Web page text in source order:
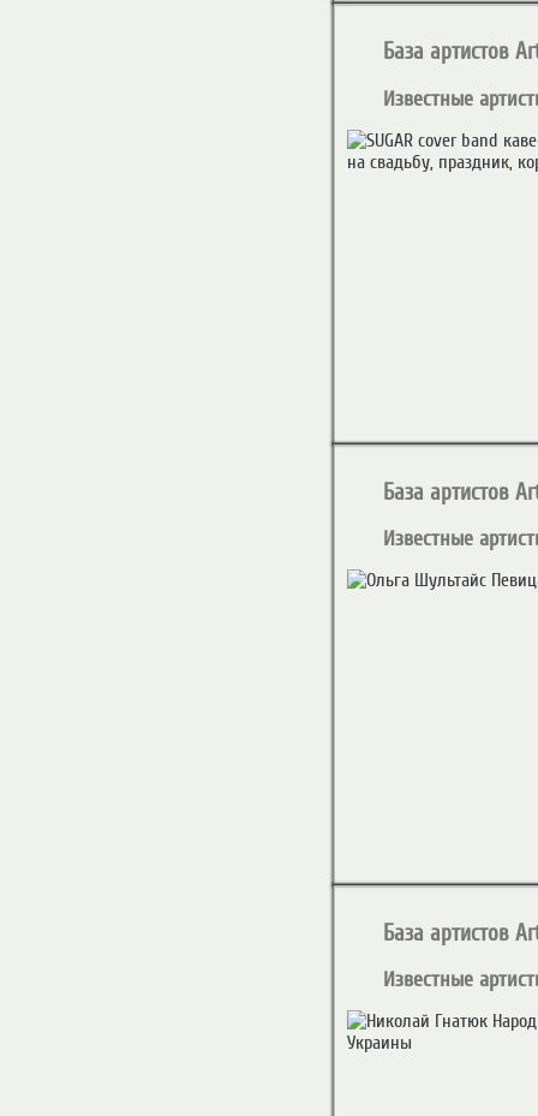
База артистов
Известные
База артистов
Известные
База артистов
Известные